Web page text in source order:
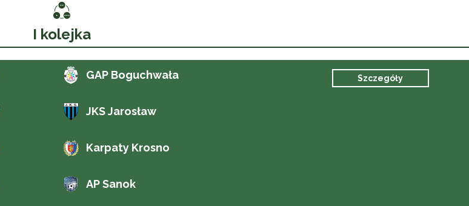
I kolejka
GAP Boguchwała Szczegóły
JKS Jarosław
Karpaty Krosno
AP Sanok